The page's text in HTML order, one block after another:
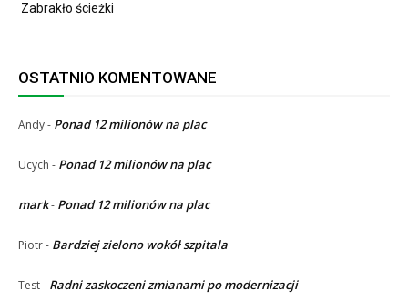
Zabrakło ścieżki
OSTATNIO KOMENTOWANE
Andy- Ponad 12 milionów na plac
Ucych - Ponad 12 milionów na plac
mark- Ponad 12 milionów na plac
Piotr- Bardziej zielono wokół szpitala
Test- Radni zaskoczeni zmianami po modernizacji